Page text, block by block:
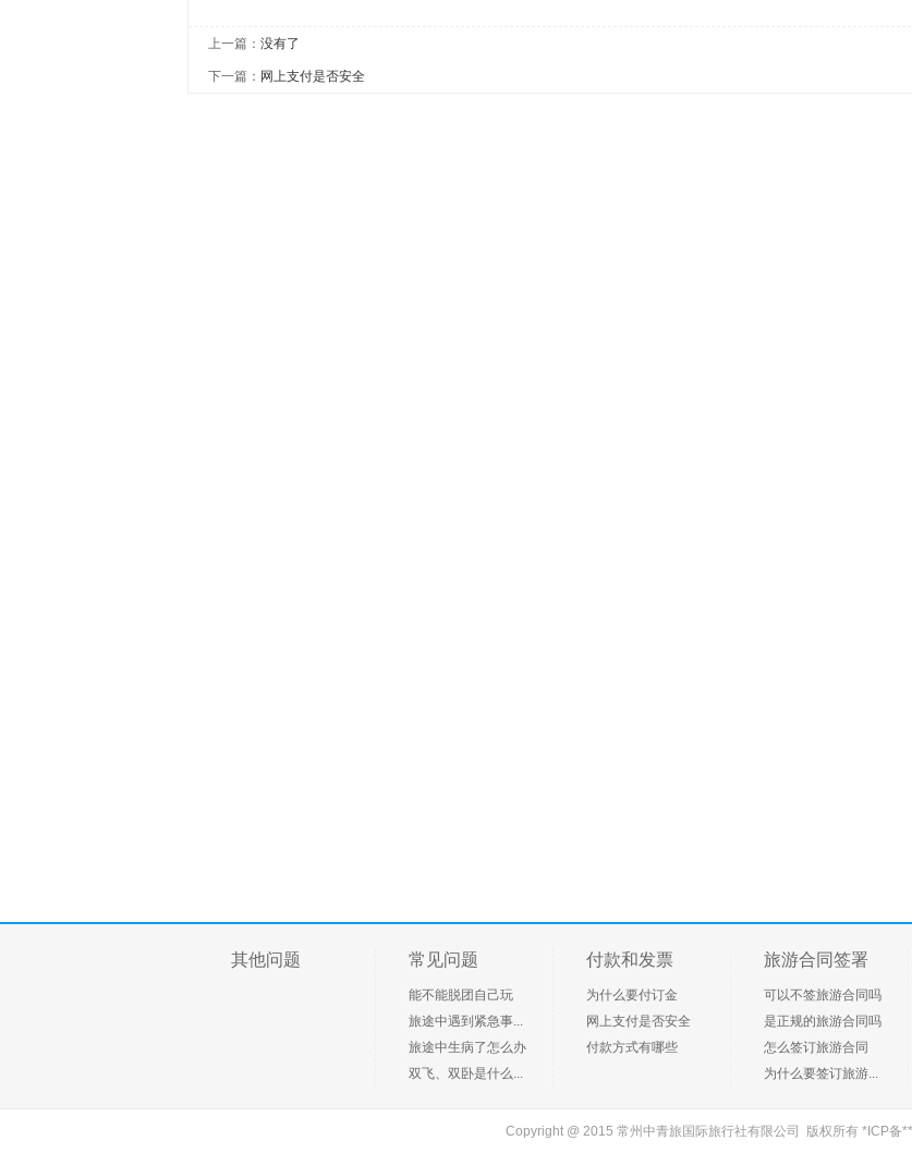
上一篇： 没有了
下一篇： 网上支付是否安全
其他问题 常见问题
能不能脱团自己玩
旅途中遇到紧急事...
旅途中生病了怎么办
双飞、双卧是什么...
付款和发票
为什么要付订金
网上支付是否安全
付款方式有哪些
旅游合同签署
可以不签旅游合同吗
是正规的旅游合同吗
怎么签订旅游合同
为什么要签订旅游...
Copyright @ 2015 常州中青旅国际旅行社有限公司 版权所有 *ICP备